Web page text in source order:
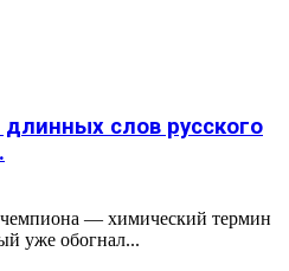
слов русского
чемпиона — химический термин
уже обогнал...